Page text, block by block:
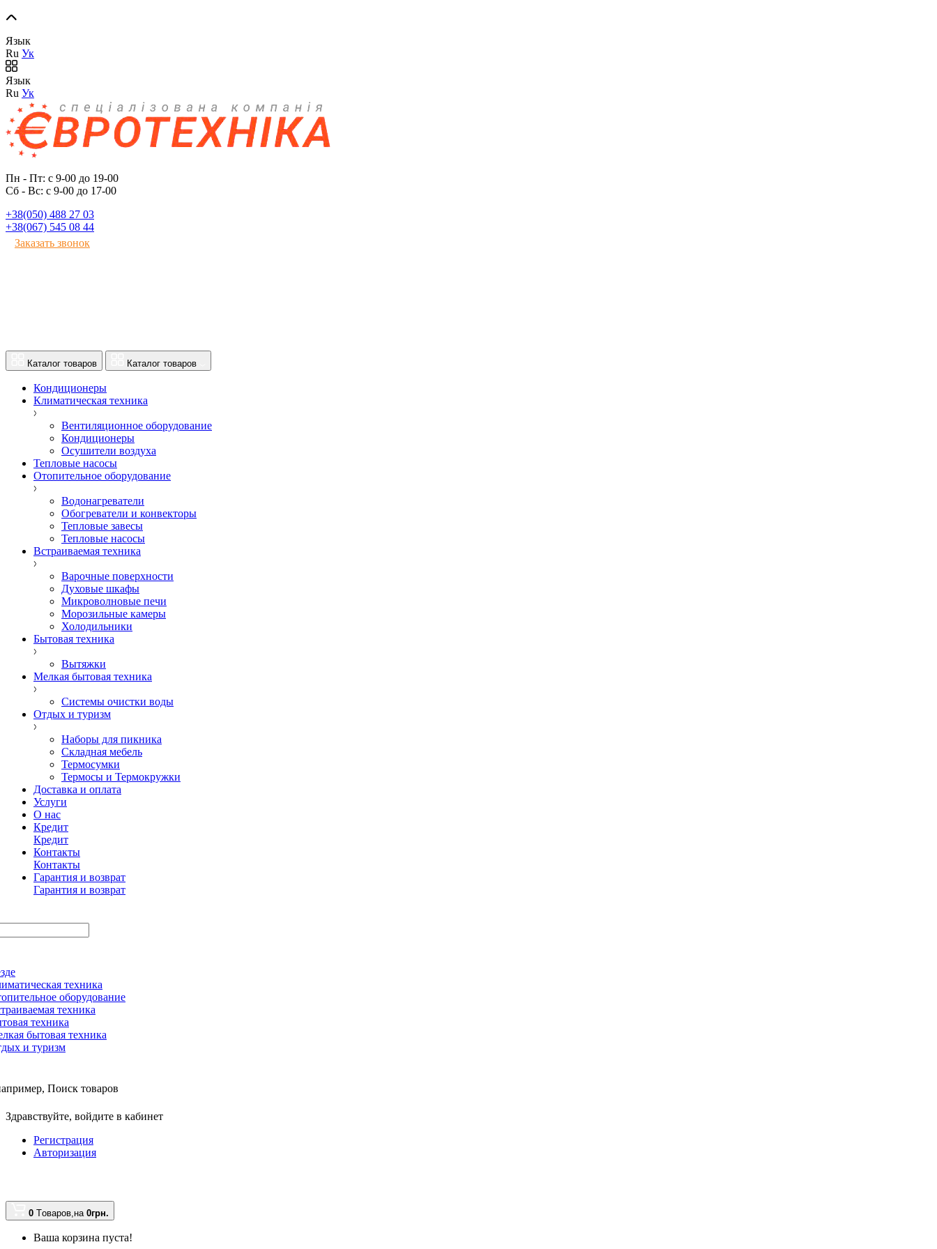
Язык
Ru Ук
Язык
Ru Ук
Пн - Пт: с 9-00 до 19-00
Сб - Вс: с 9-00 до 17-00
+38(050) 488 27 03
+38(067) 545 08 44
Заказать звонок
Каталог товаров Каталог товаров
Кондиционеры
Климатическая техника
Вентиляционное оборудование
Кондиционеры
Осушители воздуха
Тепловые насосы
Отопительное оборудование
Водонагреватели
Обогреватели и конвекторы
Тепловые завесы
Тепловые насосы
Встраиваемая техника
Варочные поверхности
Духовые шкафы
Микроволновые печи
Морозильные камеры
Холодильники
Бытовая техника
Вытяжки
Мелкая бытовая техника
Системы очистки воды
Отдых и туризм
Наборы для пикника
Складная мебель
Термосумки
Термосы и Термокружки
Доставка и оплата
Услуги
О нас
Кредит
Кредит
Контакты
Контакты
Гарантия и возврат
Гарантия и возврат
техника
оборудование
техника
техника
бытовая техника
и туризм
Поиск товаров
Здравствуйте, войдите в кабинет
Регистрация
Авторизация
0 Tоваров,на 0грн.
Ваша корзина пуста!